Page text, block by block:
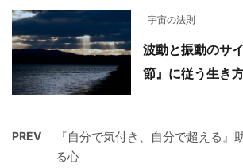
宇宙の法則
波動と振動のサ
節』に従う生き
PREV
『自分で気付き、自分で超える』
る心